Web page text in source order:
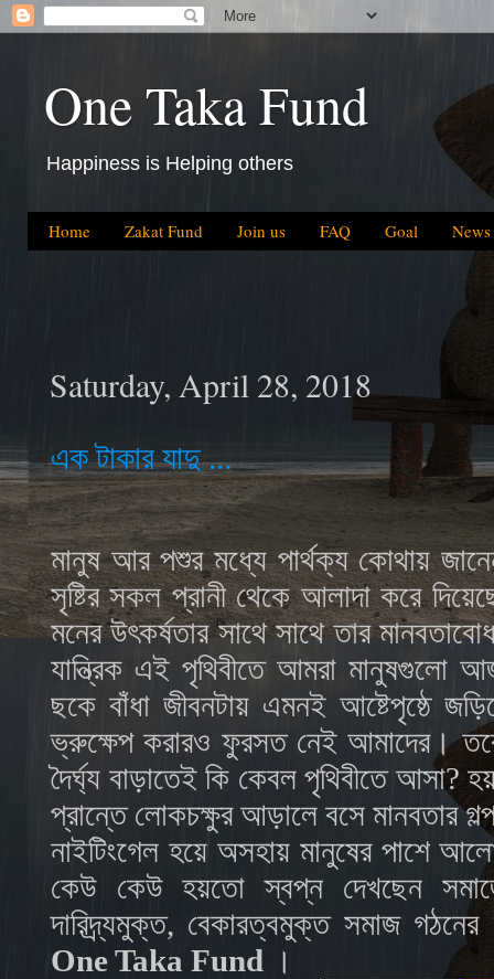
One Taka Fund
Happiness is Helping others
Home Zakat Fund Join us FAQ Goal News
Saturday, April 28, 2018
এক টাকার যাদু ...
মানুষ আর পশুর মধ্যে পার্থক্য কোথায়
সৃষ্টির সকল প্রানী থেকে আলাদা করে
মনের উৎকর্ষতার সাথে সাথে তার
যান্ত্রিক এই পৃথিবীতে আমরা মানুষগুলো
ছকে বাঁধা জীবনটায় এমনই আষ্টেপৃষ্ঠে
ভ্রুক্ষেপ করারও ফুরসত নেই আমাদের। তবে
দৈর্ঘ্য বাড়াতেই কি কেবল পৃথিবীতে
প্রান্তে লোকচক্ষুর আড়ালে বসে মানবতার
নাইটিংগেল হয়ে অসহায় মানুষের পাশে
কেউ কেউ হয়তো স্বপ্ন দেখছেন
দারিদ্র্যমুক্ত, বেকারত্বমুক্ত সমাজ
One Taka Fund ।